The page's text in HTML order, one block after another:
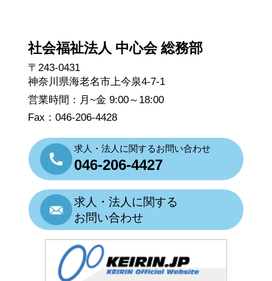
社会福祉法人 中心会 総務部
〒243-0431
神奈川県海老名市上今泉4-7-1
営業時間：月~金 9:00～18:00
Fax：046-206-4428
求人・法人に関するお問い合わせ
046-206-4427
求人・法人に関する
お問い合わせ